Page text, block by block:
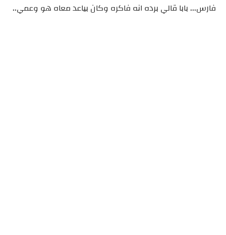
فارس... بابا قالي برده انه فاكره وكان بياعد معاه هو وعمي..